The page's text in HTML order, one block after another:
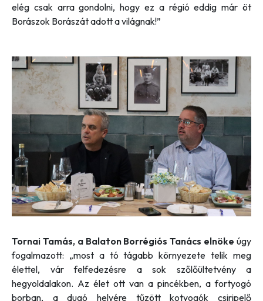
elég csak arra gondolni, hogy ez a régió eddig már öt
Borászok Borászát adott a világnak!”
Tornai Tamás, a Balaton Borrégiós Tanács elnöke úgy
fogalmazott: „most a tó tágabb környezete telik meg
élettel, vár felfedezésre a sok szőlőültetvény a
hegyoldalakon. Az élet ott van a pincékben, a fortyogó
borban, a dugó helyére tűzött kotyogók csiripelő